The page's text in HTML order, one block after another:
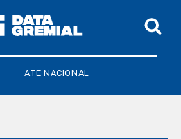
ATE NACIONAL